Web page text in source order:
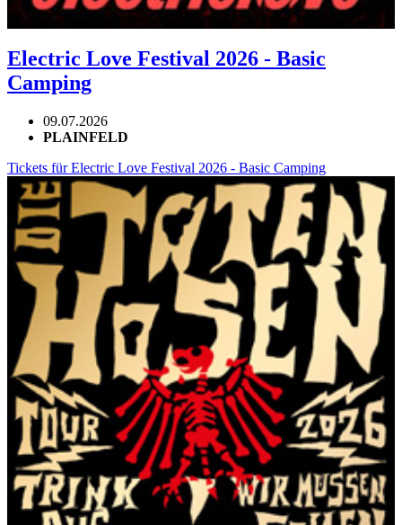
Electric Love Festival 2026 - Basic
Camping
09.07.2026
PLAINFELD
Tickets für Electric Love Festival 2026 - Basic Camping